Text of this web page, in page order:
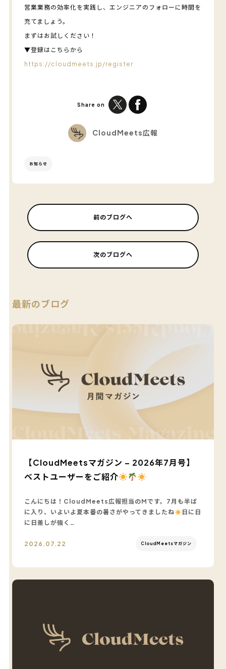
営業業務の効率化を実践し、エンジニアのフォローに時間を
充てましょう。
まずはお試しください！
▼登録はこちらから
https://cloudmeets.jp/register
Share on
CloudMeets広報
お知らせ
前のブログへ
次のブログへ
最新のブログ
【CloudMeetsマガジン – 2026年7月号】
ベストユーザーをご紹介
こんにちは！CloudMeets広報担当のMです。7月も半ば
に入り、いよいよ夏本番の暑さがやってきましたね
日に日
に日差しが強く…
2026.07.22 CloudMeetsマガジン